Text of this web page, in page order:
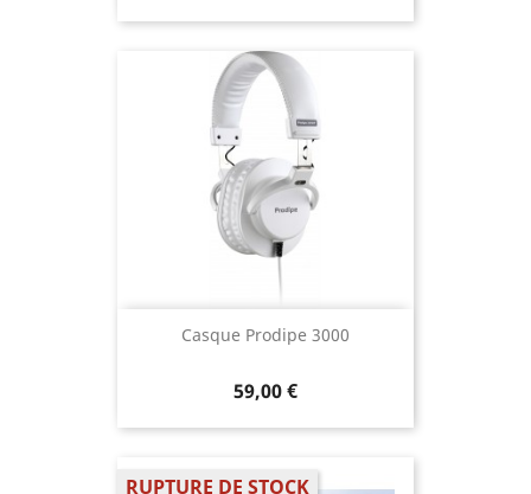
Casque Prodipe 3000
59,00 €
RUPTURE DE STOCK